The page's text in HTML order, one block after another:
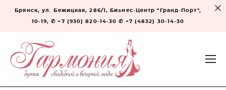
Брянск, ул. Бежицкая, 286/1, Бизнес-Центр "Гранд-Порт",
10-19, ✆ +7 (930) 820-14-30 ✆ +7 (4832) 30-14-30